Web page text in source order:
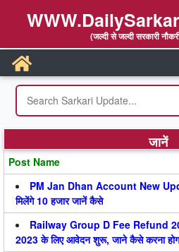
(जल्दी से जल्दी सरकारी
जानें
Post Name
PM Jan Dhan Account New
मिलेंगे 10 हजार जानें कैसे
Railway Group D Fee Refund
2023 के लिए आवेदन शुरू, जाने कैसे करना